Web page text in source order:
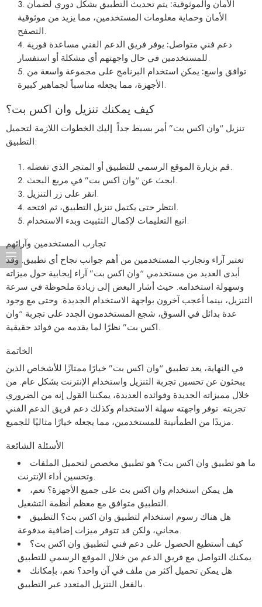
الأمان والموثوقية: يتم تحديث التطبيق بشكل دوري لضمان
الأمان وحماية معلومات المستخدمين، مما يزيد من موثوقية
التصفح.
دعم فني متواصل: يوفر فريق الدعم الفني مساعدة فورية
للمستخدمين في حال واجهتهم أي مشكلة أو استفسار.
توافق واسع: يمكن استخدام البرنامج على مجموعة واسعة من
الأجهزة، مما يجعله مناسباً لجماهير كبيرة.
كيف يمكنك تنزيل وان اكس بت؟
تنزيل “وان اكس بت” أمر بسيط جداً. إليك الخطوات اللازمة لتحميل
التطبيق:
قم بزيارة الموقع الرسمي للتطبيق أو المتجر الذي تفضله.
ابحث عن “وان اكس بت” في مربع البحث.
انقر على زر التنزيل.
انتظر حتى يكتمل تنزيل التطبيق، ثم افتحه.
اتبع التعليمات لإكمال التثبيت وبدء الاستخدام.
تجارب المستخدمين وآرائهم
تعتبر آراء وتجارب المستخدمين من أهم جوانب نجاح أي تطبيق. وقد
أبدى العديد من مستخدمي “وان اكس بت” آراء إيجابية حول ميزاته
وسهولة استخدامه. حيث أشار البعض إلى زيادة ملحوظة في سرعة
التنزيل، بينما أعجب آخرون بواجهة الاستخدام الجديدة. وحتى مع وجود
عدة بدائل في السوق، شجع المستخدمون الجدد على تجربة “وان
اكس بت” نظرًا لما يقدمه من فوائد حقيقية.
الخاتمة
في النهاية، يعد تطبيق “وان اكس بت” خيارًا ممتازًا للأشخاص الذين
يبحثون عن تحسين تجربة التنزيل واستخدام الإنترنت بشكل عام. من
خلال مميزاته الجديدة وفوائده العديدة، يمكننا القول إنه من الضروري
تجربته. توفر واجهته سهلة الاستخدام وكذلك دعم فريق الدعم الفني
مزيدًا من الطمأنينة للمستخدمين، مما يجعله خيارًا مثاليًا للجميع.
الأسئلة الشائعة
ما هو تطبيق وان اكس بت؟ هو تطبيق مخصص لتحميل الملفات
وتحسين أداء الإنترنت.
هل يمكن استخدام وان اكس بت على جميع الأجهزة؟ نعم،
التطبيق متوافق مع معظم أنظمة التشغيل.
هل هناك رسوم استخدام لتطبيق وان اكس بت؟ التطبيق
مجاني، ولكن قد تتوفر ميزات إضافية مدفوعة.
كيف أستطيع الحصول على دعم فني لتطبيق وان اكس بت؟
يمكنك التواصل مع فريق الدعم من خلال الموقع الرسمي للتطبيق.
هل يمكن تحميل أكثر من ملف في آن واحد؟ نعم، بإمكانك
بالفعل التنزيل المتعدد عبر التطبيق.